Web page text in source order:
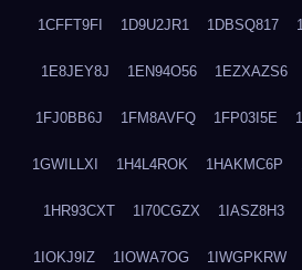
1CFFT9FI 1D9U2JR1 1DBSQ817
1E8JEY8J 1EN94O56 1EZXAZS6
1FJ0BB6J 1FM8AVFQ 1FP03I5E
1GWILLXI 1H4L4ROK 1HAKMC6P
1HR93CXT 1I70CGZX 1IASZ8H3
1IOKJ9IZ 1IOWA7OG 1IWGPKRW